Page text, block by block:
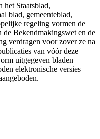
het Staatsblad,
blad, gemeenteblad,
regeling vormen de
Bekendmakingswet en de
verdragen voor zover ze na
van vóór deze
uitgegeven bladen
elektronische versies